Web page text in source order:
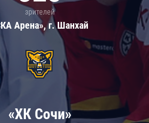
зрителей
Арена», г. Шанхай
«ХК Сочи»